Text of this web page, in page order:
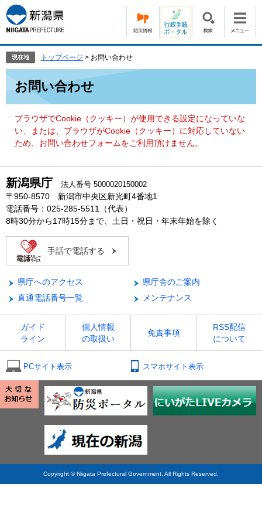
ー
ジ
の
頭
す。
ニ
ュ
ー
飛
て
現在地 トップページ > お問い合わせ
お問い合わせ
ブラウザでCookie（クッキー）が使用できる設定になっていな
い、または、ブラウザがCookie（クッキー）に対応していない
ため、お問い合わせフォームをご利用頂けません。
新潟県庁 法人番号 5000020150002
〒950-8570 新潟市中央区新光町4番地1
電話番号：025-285-5511（代表）
8時30分から17時15分まで、土日・祝日・年末年始を除く
手話で電話する
県庁へのアクセス
県庁舎のご案内
直通電話番号一覧
メンテナンス
ガイド
ライン
個人情報
の取扱い
免責事項
RSS配信
について
PCサイト表示 スマホサイト表示
Copyright © Niigata Prefectural Government. All Rights Reserved.